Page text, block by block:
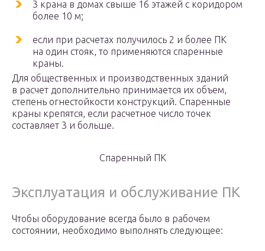
3 крана в домах свыше 16 этажей с коридором
более 10 м;
если при расчетах получилось 2 и более ПК
на один стояк, то применяются спаренные
краны.
Для общественных и производственных зданий
в расчет дополнительно принимается их объем,
степень огнестойкости конструкций. Спаренные
краны крепятся, если расчетное число точек
составляет 3 и больше.
Спаренный ПК
Эксплуатация и обслуживание ПК
Чтобы оборудование всегда было в рабочем
состоянии, необходимо выполнять следующее: